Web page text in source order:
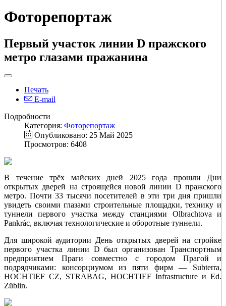
Фоторепортаж
Первый участок линии D пражского
метро глазами пражанина
Печать
E-mail
Подробности
Категория: Фоторепортаж
Опубликовано: 25 Май 2025
Просмотров: 6408
В течение трёх майских дней 2025 года прошли Дни
открытых дверей на строящейся новой линии D пражского
метро. Почти 33 тысячи посетителей в эти три дня пришли
увидеть своими глазами строительные площадки, технику и
туннели первого участка между станциями Olbrachtova и
Pankrác, включая технологические и оборотные туннели.
Для широкой аудитории День открытых дверей на стройке
первого участка линии D был организован Транспортным
предприятием Праги совместно с городом Прагой и
подрядчиками: консорциумом из пяти фирм — Subterra,
HOCHTIEF CZ, STRABAG, HOCHTIEF Infrastructure и Ed.
Züblin.